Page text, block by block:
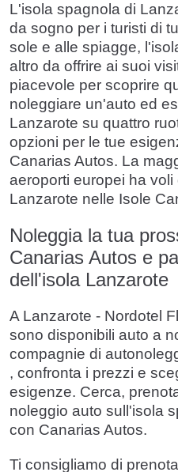
L'isola spagnola di
da sogno per i turisti di
sole e alle spiagge,
altro da offrire ai suoi
piacevole per scoprire
noleggiare un'auto ed
Lanzarote su quattro
opzioni per le tue
Canarias Autos. La
aeroporti europei ha
Lanzarote nelle Isole
Noleggia la tua
Canarias Autos e
dell'isola Lanzarote
A Lanzarote - Nordotel
sono disponibili auto a
compagnie di
, confronta i prezzi e
esigenze. Cerca,
noleggio auto sull'isola
con Canarias Autos.
Ti consigliamo di